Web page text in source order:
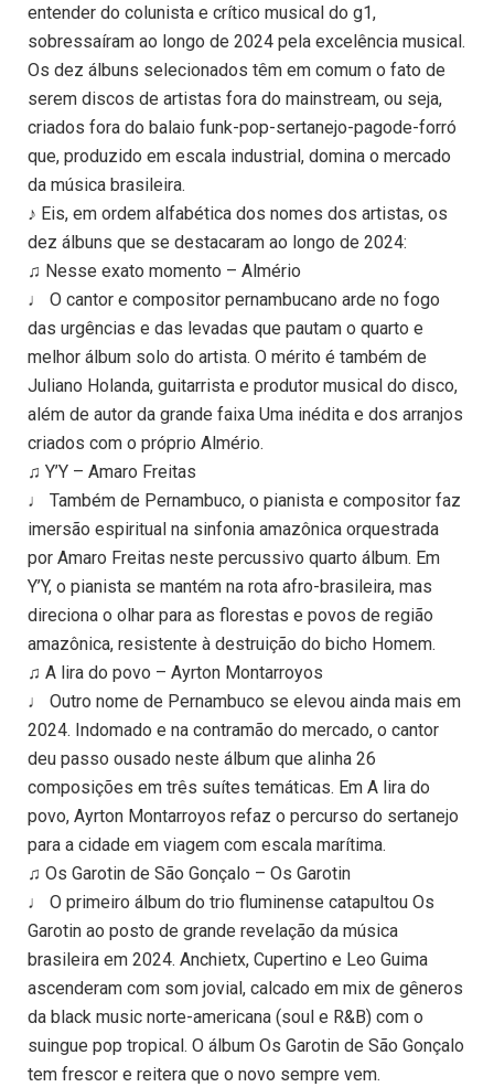
entender do colunista e crítico musical do g1,
sobressaíram ao longo de 2024 pela excelência musical.
Os dez álbuns selecionados têm em comum o fato de
serem discos de artistas fora do mainstream, ou seja,
criados fora do balaio funk-pop-sertanejo-pagode-forró
que, produzido em escala industrial, domina o mercado
da música brasileira.
♪ Eis, em ordem alfabética dos nomes dos artistas, os
dez álbuns que se destacaram ao longo de 2024:
♫ Nesse exato momento – Almério
♩ O cantor e compositor pernambucano arde no fogo
das urgências e das levadas que pautam o quarto e
melhor álbum solo do artista. O mérito é também de
Juliano Holanda, guitarrista e produtor musical do disco,
além de autor da grande faixa Uma inédita e dos arranjos
criados com o próprio Almério.
♫ Y’Y – Amaro Freitas
♩ Também de Pernambuco, o pianista e compositor faz
imersão espiritual na sinfonia amazônica orquestrada
por Amaro Freitas neste percussivo quarto álbum. Em
Y’Y, o pianista se mantém na rota afro-brasileira, mas
direciona o olhar para as florestas e povos de região
amazônica, resistente à destruição do bicho Homem.
♫ A lira do povo – Ayrton Montarroyos
♩ Outro nome de Pernambuco se elevou ainda mais em
2024. Indomado e na contramão do mercado, o cantor
deu passo ousado neste álbum que alinha 26
composições em três suítes temáticas. Em A lira do
povo, Ayrton Montarroyos refaz o percurso do sertanejo
para a cidade em viagem com escala marítima.
♫ Os Garotin de São Gonçalo – Os Garotin
♩ O primeiro álbum do trio fluminense catapultou Os
Garotin ao posto de grande revelação da música
brasileira em 2024. Anchietx, Cupertino e Leo Guima
ascenderam com som jovial, calcado em mix de gêneros
da black music norte-americana (soul e R&B) com o
suingue pop tropical. O álbum Os Garotin de São Gonçalo
tem frescor e reitera que o novo sempre vem.